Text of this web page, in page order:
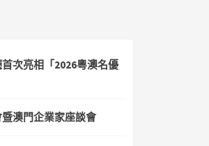
次亮相「2026粵澳名優
澳門企業家座談會